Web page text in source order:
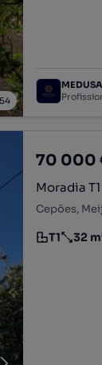
54
70 000
Moradia
Cepões,
Tipologia
T1
Preço por
32